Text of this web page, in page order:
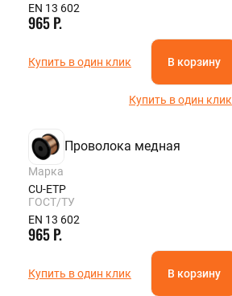
EN 13 602
965 Р.
Купить в один клик В корзину
Купить в один клик
Проволока медная
Марка
CU-ETP
ГОСТ/ТУ
EN 13 602
965 Р.
Купить в один клик В корзину